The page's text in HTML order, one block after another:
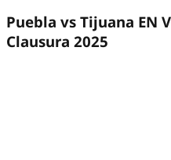
Puebla vs Tijuana EN
Clausura 2025